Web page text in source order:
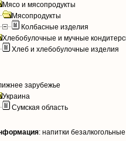
Мясо и мясопродукты
Мясопродукты
Колбасные изделия
Хлебобулочные и мучные
Хлеб и хлебобулочные изделия
зарубежье
Украина
Сумская область
: напитки безалкогольные